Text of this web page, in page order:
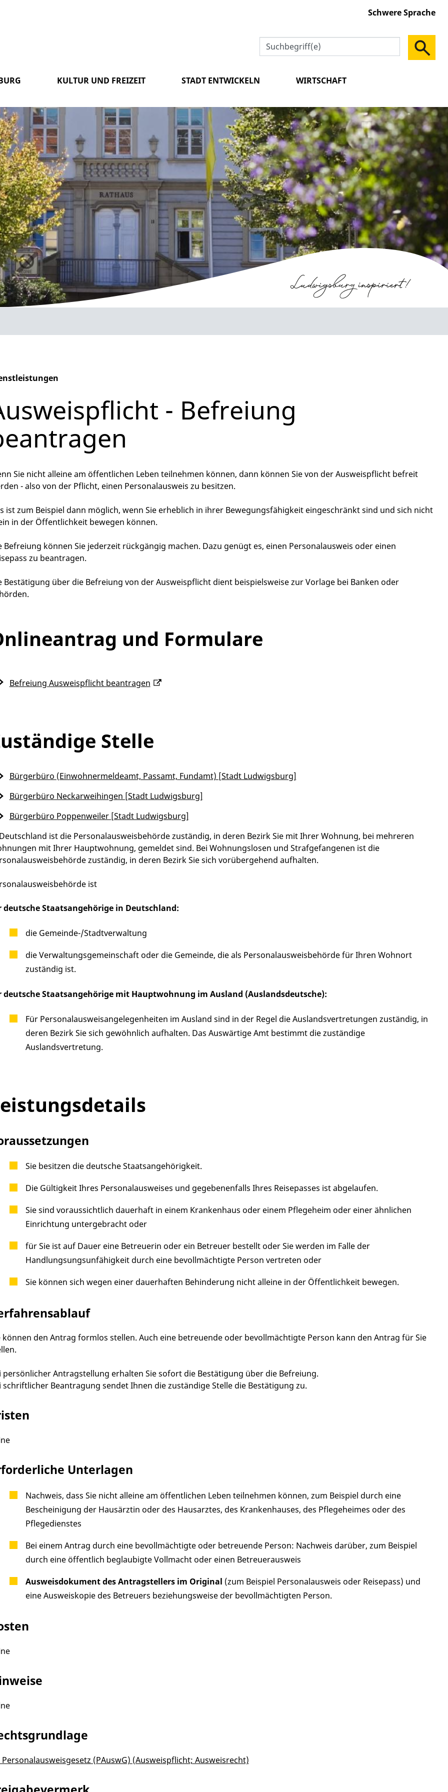
Schwere Sprache
KULTUR UND FREIZEIT STADT ENTWICKELN WIRTSCHAFT
- Befreiung
Sie nicht alleine am öffentlichen Leben teilnehmen können, dann können Sie von der Ausweispflicht befreit
- also von der Pflicht, einen Personalausweis zu besitzen.
ist zum Beispiel dann möglich, wenn Sie erheblich in ihrer Bewegungsfähigkeit eingeschränkt sind und sich nicht
in der Öffentlichkeit bewegen können.
Befreiung können Sie jederzeit rückgängig machen. Dazu genügt es, einen Personalausweis oder einen
zu beantragen.
Bestätigung über die Befreiung von der Ausweispflicht dient beispielsweise zur Vorlage bei Banken oder
und Formulare
Befreiung Ausweispflicht beantragen
Stelle
ist die Personalausweisbehörde zuständig, in deren Bezirk Sie mit Ihrer Wohnung, bei mehreren
mit Ihrer Hauptwohnung, gemeldet sind. Bei Wohnungslosen und Strafgefangenen ist die
zuständig, in deren Bezirk Sie sich vorübergehend aufhalten.
ist
deutsche Staatsangehörige in Deutschland:
die Gemeinde-/Stadtverwaltung
die Verwaltungsgemeinschaft oder die Gemeinde, die als Personalausweisbehörde für Ihren Wohnort
zuständig ist.
deutsche Staatsangehörige mit Hauptwohnung im Ausland (Auslandsdeutsche):
Für Personalausweisangelegenheiten im Ausland sind in der Regel die Auslandsvertretungen zuständig, in
deren Bezirk Sie sich gewöhnlich aufhalten. Das Auswärtige Amt bestimmt die zuständige
Auslandsvertretung.
Bürgerbüro (Einwohnermeldeamt, Passamt, Fundamt) [Stadt Ludwigsburg]
Bürgerbüro Neckarweihingen [Stadt Ludwigsburg]
Bürgerbüro Poppenweiler [Stadt Ludwigsburg]
Sie besitzen die deutsche Staatsangehörigkeit.
Die Gültigkeit Ihres Personalausweises und gegebenenfalls Ihres Reisepasses ist abgelaufen.
Sie sind voraussichtlich dauerhaft in einem Krankenhaus oder einem Pflegeheim oder einer ähnlichen
Einrichtung untergebracht oder
für Sie ist auf Dauer eine Betreuerin oder ein Betreuer bestellt oder Sie werden im Falle der
Handlungsungsunfähigkeit durch eine bevollmächtigte Person vertreten oder
Sie können sich wegen einer dauerhaften Behinderung nicht alleine in der Öffentlichkeit bewegen.
können den Antrag formlos stellen. Auch eine betreuende oder bevollmächtigte Person kann den Antrag für Sie
persönlicher Antragstellung erhalten Sie sofort die Bestätigung über die Befreiung.
schriftlicher Beantragung sendet Ihnen die zuständige Stelle die Bestätigung zu.
Unterlagen
Nachweis, dass Sie nicht alleine am öffentlichen Leben teilnehmen können, zum Beispiel durch eine
Bescheinigung der Hausärztin oder des Hausarztes, des Krankenhauses, des Pflegeheimes oder des
Pflegedienstes
Bei einem Antrag durch eine bevollmächtigte oder betreuende Person: Nachweis darüber, zum Beispiel
durch eine öffentlich beglaubigte Vollmacht oder einen Betreuerausweis
Ausweisdokument des Antragstellers im Original (zum Beispiel Personalausweis oder Reisepass) und
eine Ausweiskopie des Betreuers beziehungsweise der bevollmächtigten Person.
Personalausweisgesetz (PAuswG) (Ausweispflicht; Ausweisrecht)